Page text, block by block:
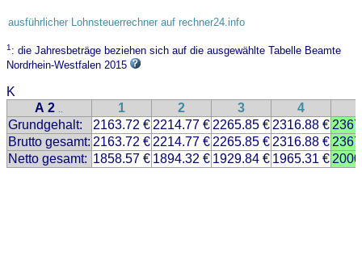
ausführlicher Lohnsteuerrechner auf rechner24.info
1: die Jahresbeträge beziehen sich auf die ausgewählte Tabelle Beamte
Nordrhein-Westfalen 2015
K
A 2 .. 1 2 3 4
Grundgehalt:
2163.72 € 2214.77 € 2265.85 € 2316.88 €
Brutto gesamt: 2163.72 € 2214.77 € 2265.85 € 2316.88 €
Netto gesamt: 1858.57 € 1894.32 € 1929.84 € 1965.31 €